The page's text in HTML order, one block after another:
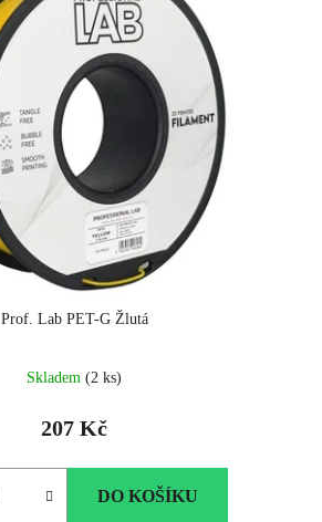
Prof. Lab PET-G Žlutá
Skladem (2 ks)
207 Kč
DO KOŠÍKU